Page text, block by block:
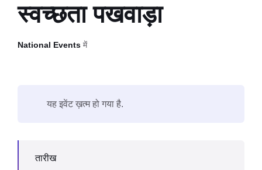
स्वच्छता पखवाड़ा
National Events में
यह इवेंट ख़त्म हो गया है.
तारीख